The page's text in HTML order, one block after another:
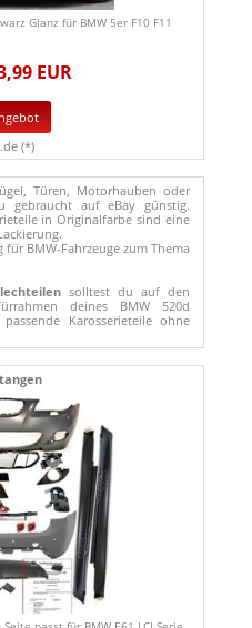
Glanz für BMW 5er F10 F11
EUR
(*)
Türen, Motorhauben oder
gebraucht auf eBay günstig.
in Originalfarbe sind eine
BMW-Fahrzeuge zum Thema
solltest du auf den
deines BMW 520d
Karosserieteile ohne